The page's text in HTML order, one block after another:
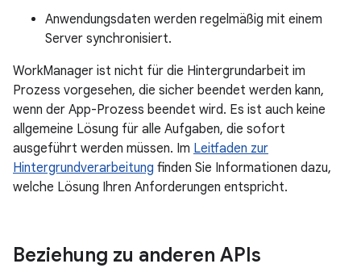
Anwendungsdaten werden regelmäßig mit einem
Server synchronisiert.
WorkManager ist nicht für die Hintergrundarbeit im
Prozess vorgesehen, die sicher beendet werden kann,
wenn der App-Prozess beendet wird. Es ist auch keine
allgemeine Lösung für alle Aufgaben, die sofort
ausgeführt werden müssen. Im Leitfaden zur
Hintergrundverarbeitung finden Sie Informationen dazu,
welche Lösung Ihren Anforderungen entspricht.
Beziehung zu anderen APIs